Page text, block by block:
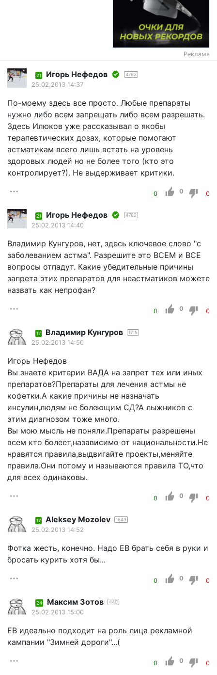
Реклама
21 Игорь Нефедов 4762
25.02.2013 14:37
По-моему здесь все просто. Любые препараты
нужно либо всем запрещать либо всем разрешать.
Здесь Илюков уже рассказывал о якобы
терапевтических дозах, которые помогают
астматикам всего лишь встать на уровень
здоровых людей но не более того (кто это
контролирует?). Не выдерживает критики.
0 0 0
21 Игорь Нефедов 4762
25.02.2013 14:40
Владимир Кунгуров, нет, здесь ключевое слово "с
заболеванием астма". Разрешите это ВСЕМ и ВСЕ
вопросы отпадут. Какие убедительные причины
запрета этих препаратов для неастматиков можете
назвать как непрофан?
0 0 0
17 Владимир Кунгуров 1715
25.02.2013 14:50
Игорь Нефедов
Вы знаете критерии ВАДА на запрет тех или иных
препаратов?Препараты для лечения астмы не
кофетки.А какие причины не назначать
инсулин,людям не болеющим СД?А лыжников с
этим диагнозом тоже много.
Вы мою мысль не поняли.Препараты разрешены
всем кто болеет,назависимо от национальности.Не
нравятся правила,выдвигайте проекты,меняйте
правила.Они потому и называются правила ТО,что
для всех одинаковы.
0 0 0
17 Aleksey Mozolev 1843
25.02.2013 14:52
Фотка жесть, конечно. Надо ЕВ брать себя в руки и
бросать курить хотя бы...
0 0 0
24 Максим Зотов 440
25.02.2013 15:00
ЕВ идеально подходит на роль лица рекламной
кампании "Зимней дороги"...(
0 0 0